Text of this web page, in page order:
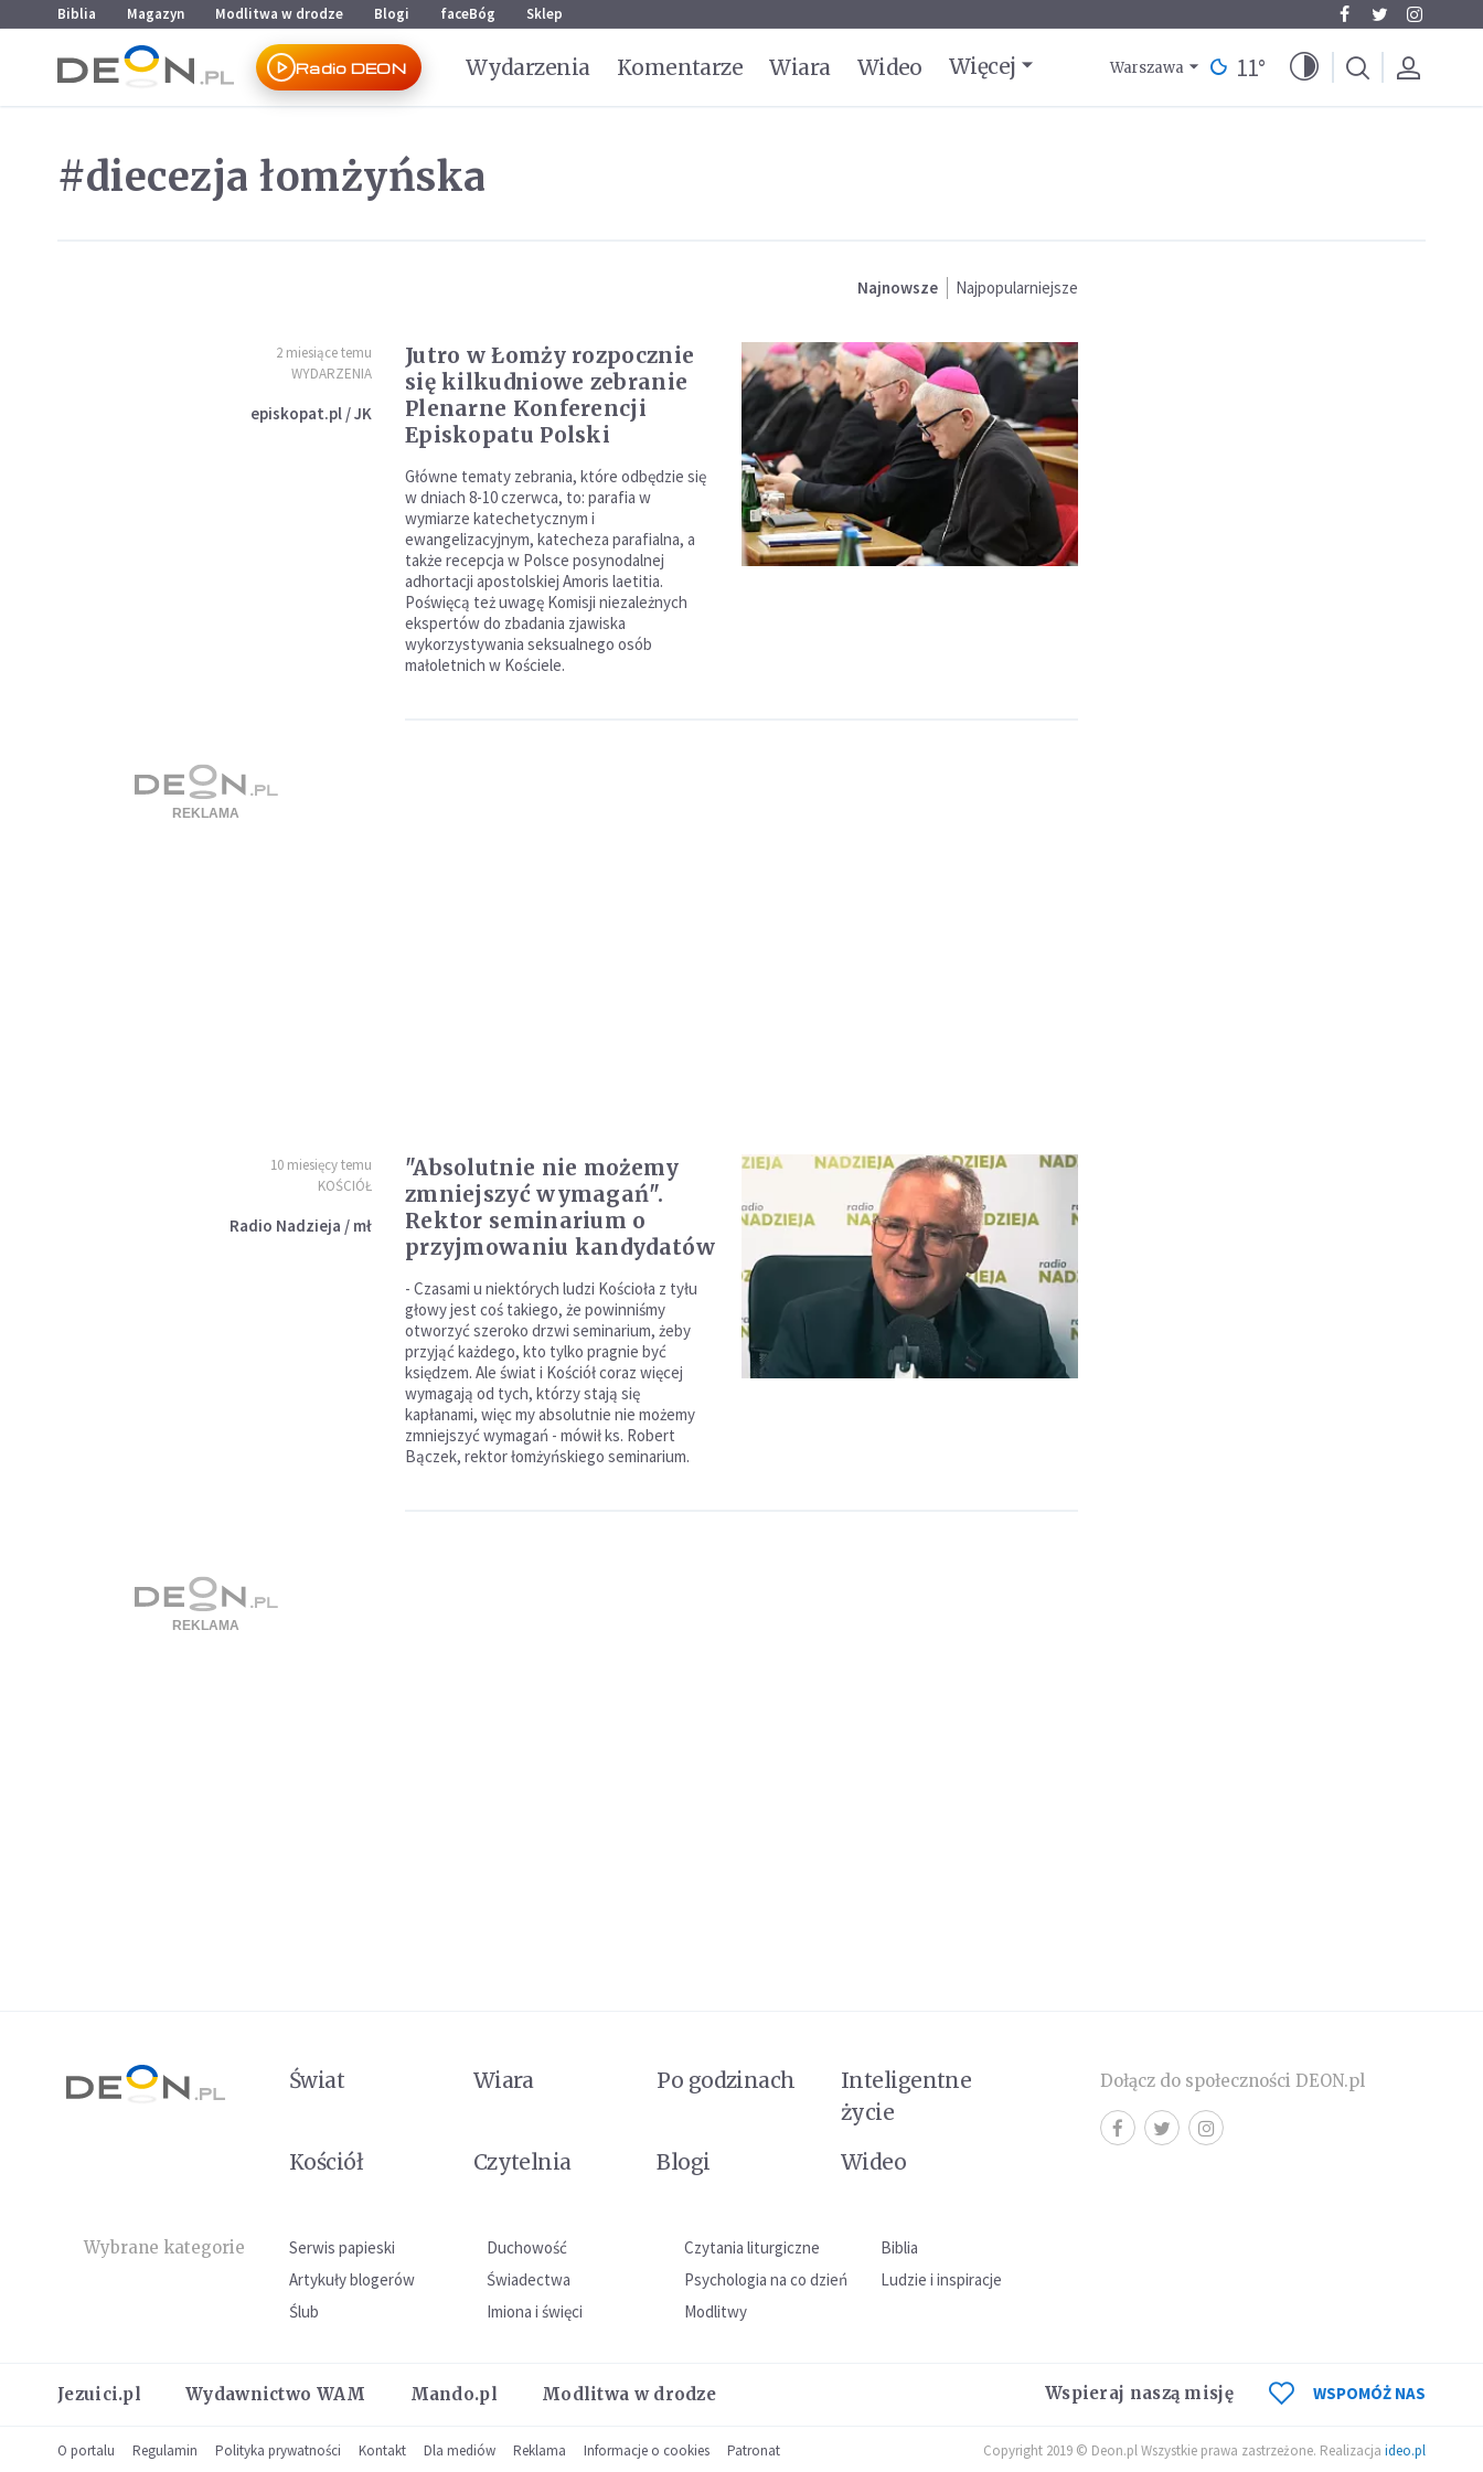
Przejdź do menu głównego
Przejdź do treści
Biblia Magazyn Modlitwa w drodze Blogi faceBóg Sklep
Radio DEON Wydarzenia Komentarze Wiara Wideo Więcej Warszawa 11°
#diecezja łomżyńska
Najnowsze Najpopularniejsze
2 miesiące temu
WYDARZENIA
episkopat.pl / JK
Jutro w Łomży rozpocznie
się kilkudniowe zebranie
Plenarne Konferencji
Episkopatu Polski
Główne tematy zebrania, które odbędzie się
w dniach 8-10 czerwca, to: parafia w
wymiarze katechetycznym i
ewangelizacyjnym, katecheza parafialna, a
także recepcja w Polsce posynodalnej
adhortacji apostolskiej Amoris laetitia.
Poświęcą też uwagę Komisji niezależnych
ekspertów do zbadania zjawiska
wykorzystywania seksualnego osób
małoletnich w Kościele.
10 miesięcy temu
KOŚCIÓŁ
Radio Nadzieja / mł
"Absolutnie nie możemy
zmniejszyć wymagań".
Rektor seminarium o
przyjmowaniu kandydatów
- Czasami u niektórych ludzi Kościoła z tyłu
głowy jest coś takiego, że powinniśmy
otworzyć szeroko drzwi seminarium, żeby
przyjąć każdego, kto tylko pragnie być
księdzem. Ale świat i Kościół coraz więcej
wymagają od tych, którzy stają się
kapłanami, więc my absolutnie nie możemy
zmniejszyć wymagań - mówił ks. Robert
Bączek, rektor łomżyńskiego seminarium.
Świat Wiara Po godzinach
Inteligentne
życie
Kościół
Czytelnia Blogi Wideo
Wybrane kategorie Serwis papieski Duchowość Czytania liturgiczne
Biblia
Artykuły blogerów
Świadectwa Psychologia na co dzień
Ludzie i inspiracje
Ślub
Imiona i święci Modlitwy
Dołącz do społeczności DEON.pl
Jezuici.pl Wydawnictwo WAM Mando.pl Modlitwa w drodze Wspieraj naszą misję WSPOMÓŻ NAS
O portalu Regulamin Polityka prywatności Kontakt Dla mediów Reklama Informacje o cookies Patronat Copyright 2019 © Deon.pl Wszystkie prawa zastrzeżone. Realizacja ideo.pl